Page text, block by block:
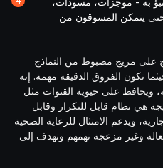
يتمكن المسوقون من
على مزيج مضبوط من النماذج
تكون الفروق الدقيقة مهمة. إنه
ويحافظ على حيوية القنوات مثل
هي نظام قابل للتكرار وقابل
ويدعم الامتثال للرعاية الصحية
وغير مزعجة تهمهم وتهدف إلى